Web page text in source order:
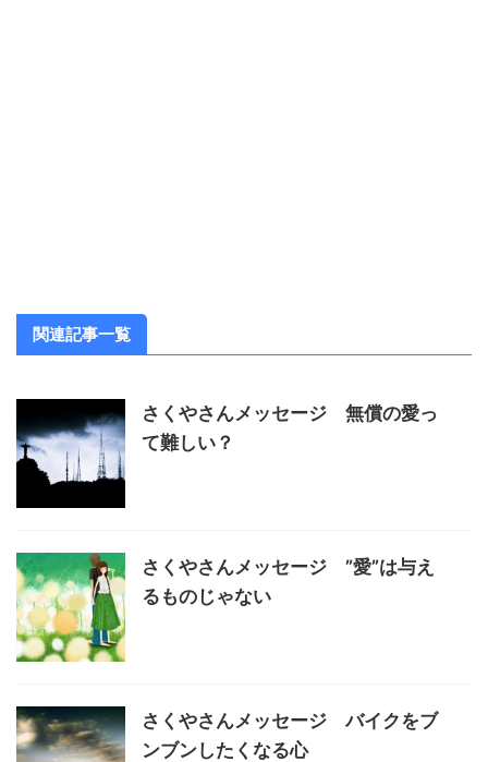
関連記事一覧
さくやさんメッセージ 無償の愛っ
て難しい？
さくやさんメッセージ ”愛”は与え
るものじゃない
さくやさんメッセージ バイクをブ
ンブンしたくなる心